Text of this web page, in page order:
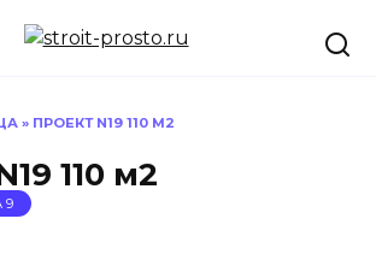
» ПРОЕКТ N19 110 М2
110 м2
9